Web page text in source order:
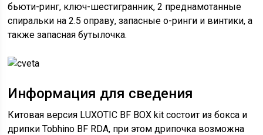
бьюти-ринг, ключ-шестигранник, 2 преднамотанные
спиральки на 2.5 оправу, запасные о-ринги и винтики, а
также запасная бутылочка.
Информация для сведения
Китовая версия LUXOTIC BF BOX kit состоит из бокса и
дрипки Tobhino BF RDA, при этом дрипочка возможна